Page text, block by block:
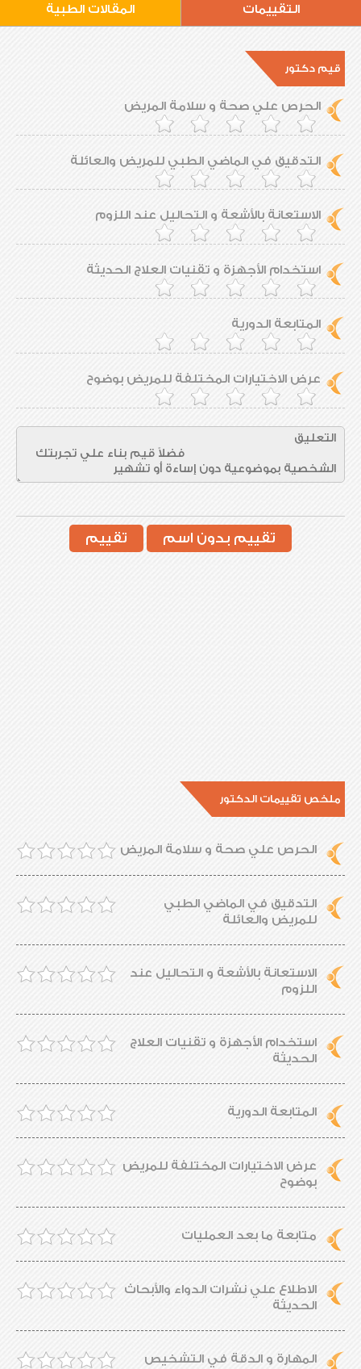
التقييمات المقالات الطبية
قيم دكتور
الحرص علي صحة و سلامة المريض
التدقيق في الماضي الطبي للمريض والعائلة
الاستعانة بالأشعة و التحاليل عند اللزوم
استخدام الأجهزة و تقنيات العلاج الحديثة
المتابعة الدورية
عرض الاختيارات المختلفة للمريض بوضوح
تقييم بدون اسم تقييم
ملخص تقييمات الدكتور
الحرص علي صحة و سلامة المريض
التدقيق في الماضي الطبي
للمريض والعائلة
الاستعانة بالأشعة و التحاليل عند
اللزوم
استخدام الأجهزة و تقنيات العلاج
الحديثة
المتابعة الدورية
عرض الاختيارات المختلفة للمريض
بوضوح
متابعة ما بعد العمليات
الاطلاع علي نشرات الدواء والأبحاث
الحديثة
المهارة و الدقة في التشخيص